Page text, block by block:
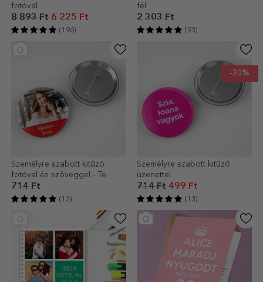
fotóval
8 893 Ft 6 225 Ft
(196)
fél
2 303 Ft
(93)
Személyre szabott kitűző
fotóval és szöveggel - Te
714 Ft
(12)
-30%
Személyre szabott kitűző
üzenettel
714 Ft 499 Ft
(13)